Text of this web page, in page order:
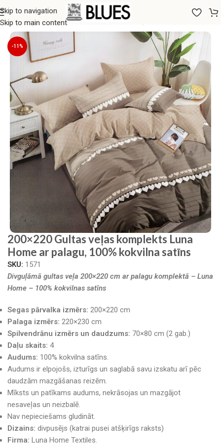
Skip to navigation
Skip to main content
Sākums/Gultas veļa/200x220 GULTAS VEĻAS KOMPLEKTI
-11%
200×220 Gultas veļas komplekts Luna
Home ar palagu, 100% kokvilna satīns
SKU: 1571
Divguļāmā gultas veļa 200×220 cm ar palagu komplektā – Luna
Home – 100% kokvilnas satīns
Segas pārvalka izmērs: 200×220 cm
Palaga izmērs: 220×230 cm
Spilvendrānu izmērs un daudzums: 70×80 cm (2 gab.)
Daļu skaits: 4
Audums: 100% kokvilna satīns.
Audums ir elpojošs, izturīgs un saglabā savu izskatu arī pēc
daudzām mazgāšanas reizēm.
Mīksts un patīkams audums, nekrāsojas un mazgājot
nesaveļas un neizbalē.
Nav nepieciešams gludināt.
Dizains: divpusējs (katrai pusei atšķirīgs raksts)
Firma: Luna Home Textiles.